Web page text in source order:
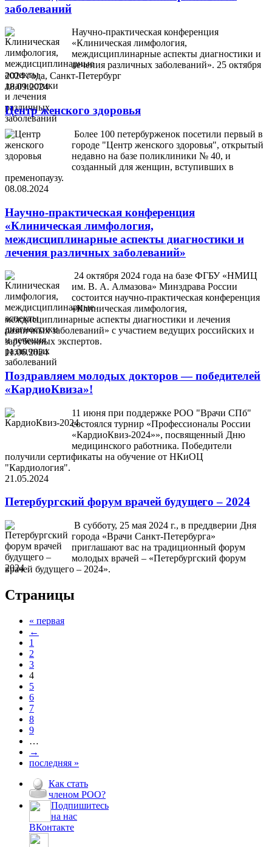
заболеваний
Научно-практическая конференция
«Клиническая лимфология,
междисциплинарные аспекты диагностики и
лечения различных заболеваний». 25 октября
2024 года, Санкт-Петербург
18.09.2024
Центр женского здоровья
Более 100 петербурженок посетили первый в
городе "Центр женского здоровья", открытый
недавно на базе поликлиники № 40, и
созданный для женщин, вступивших в
пременопаузу.
08.08.2024
Научно-практическая конференция
«Клиническая лимфология,
междисциплинарные аспекты диагностики и
лечения различных заболеваний»
24 октября 2024 года на базе ФГБУ «НМИЦ
им. В. А. Алмазова» Минздрава России
состоится научно-практическая конференция
«Клиническая лимфология,
междисциплинарные аспекты диагностики и лечения
различных заболеваний» с участием ведущих российских и
зарубежных экспертов.
11.06.2024
Поздравляем молодых докторов — победителей
«КардиоКвиза»!
11 июня при поддержке РОО "Врачи СПб"
состоялся турнир «Профессионалы России
«КардиоКвиз-2024»», посвященный Дню
медицинского работника. Победители
получили сертификаты на обучение от НКиОЦ
"Кардиология".
21.05.2024
Петербургский форум врачей будущего – 2024
В субботу, 25 мая 2024 г., в преддверии Дня
города «Врачи Санкт-Петербурга»
приглашают вас на традиционный форум
молодых врачей – «Петербургский форум
врачей будущего – 2024».
Страницы
« первая
←
1
2
3
4
5
6
7
8
9
…
→
последняя »
Как стать
членом РОО?
Подпишитесь
на нас
ВКонтакте